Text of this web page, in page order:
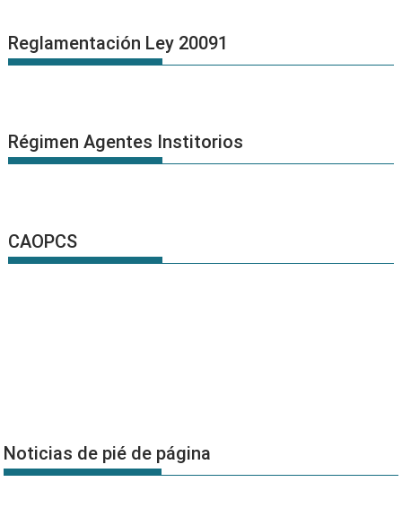
Reglamentación Ley 20091
Régimen Agentes Institorios
CAOPCS
Noticias de pié de página